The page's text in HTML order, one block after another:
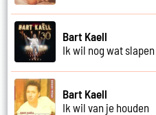
Bart Kaell
Ik wil nog wat slapen
Bart Kaell
Ik wil van je houden